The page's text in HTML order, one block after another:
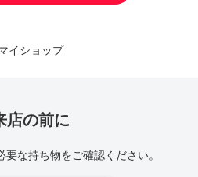
イショップ
店の前に
な持ち物をご確認ください。